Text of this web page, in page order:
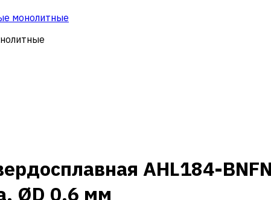
монолитные
AHL184-
ØD 0,6 мм